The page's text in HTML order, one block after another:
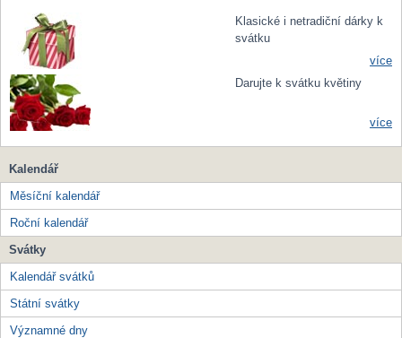
Klasické i netradiční dárky k
svátku
více
Darujte k svátku květiny
více
Kalendář
Měsíční kalendář
Roční kalendář
Svátky
Kalendář svátků
Státní svátky
Významné dny